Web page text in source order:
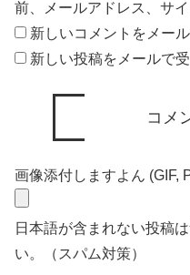
前、メールアドレス、サイ
新しいコメントをメー
新しい投稿をメールで
画像添付しますよん (GIF,
日本語が含まれない投稿
い。（スパム対策）